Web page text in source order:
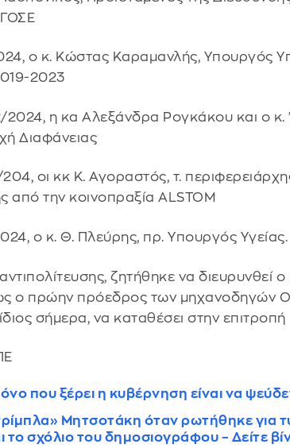
ο κ. Κώστας Καραμανλής, Υπουργός
2023
2024, η κα Αλεξάνδρα Ρογκάκου και ο κ.
Διαφάνειας
οι κκ Κ. Αγοραστός, τ.
από την κοινοπραξία ALSTOM
ο κ. Θ. Πλεύρης, πρ. Υπουργός Υγείας.
ζητήθηκε να διευρυνθεί
ο πρώην πρόεδρος των μηχανοδηγών
σήμερα, να καταθέσει στην επιτροπή
που ξέρει η κυβέρνηση είναι να
Μητσοτάκη όταν ρωτήθηκε για
το σχόλιο του δημοσιογράφου – Δείτε